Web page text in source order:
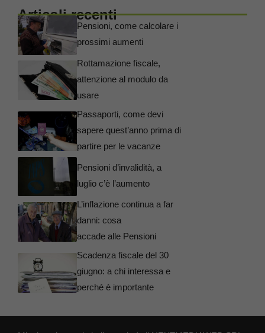
Articoli recenti
Pensioni, come calcolare i
prossimi aumenti
Rottamazione fiscale,
attenzione al modulo da
usare
Passaporti, come devi
sapere quest’anno prima di
partire per le vacanze
Pensioni d’invalidità, a
luglio c’è l’aumento
L’inflazione continua a far
danni: cosa
accade alle Pensioni
Scadenza fiscale del 30
giugno: a chi interessa e
perché è importante